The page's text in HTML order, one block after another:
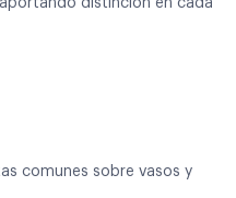
comunes sobre vasos y